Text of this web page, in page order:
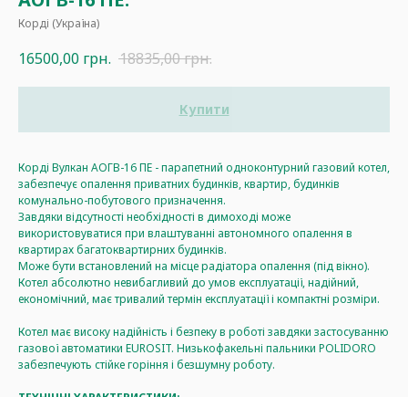
Корді (Україна)
16500,00 грн. 18835,00грн.
Купити
Корді Вулкан АОГВ-16 ПЕ - парапетний одноконтурний газовий котел,
забезпечує опалення приватних будинків, квартир, будинків
комунально-побутового призначення.
Завдяки відсутності необхідності в димоході може
використовуватися при влаштуванні автономного опалення в
квартирах багатоквартирних будинків.
Може бути встановлений на місце радіатора опалення (під вікно).
Котел абсолютно невибагливий до умов експлуатації, надійний,
економічний, має тривалий термін експлуатації і компактні розміри.
Котел має високу надійність і безпеку в роботі завдяки застосуванню
газової автоматики EUROSIT. Низькофакельні пальники POLIDORO
забезпечують стійке горіння і безшумну роботу.